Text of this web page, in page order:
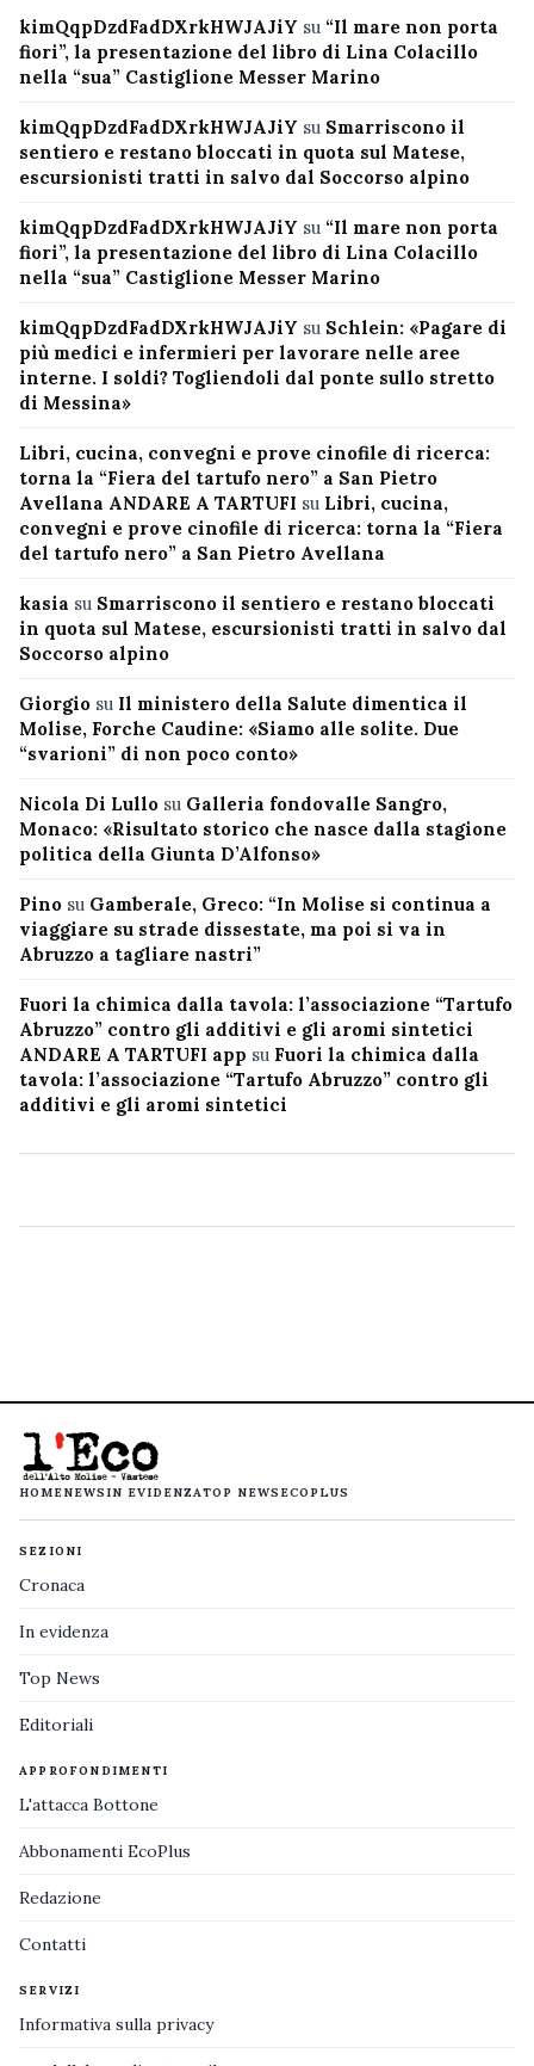
kimQqpDzdFadDXrkHWJAJiY su “Il mare non porta
fiori”, la presentazione del libro di Lina Colacillo
nella “sua” Castiglione Messer Marino
kimQqpDzdFadDXrkHWJAJiY su Smarriscono il
sentiero e restano bloccati in quota sul Matese,
escursionisti tratti in salvo dal Soccorso alpino
kimQqpDzdFadDXrkHWJAJiY su “Il mare non porta
fiori”, la presentazione del libro di Lina Colacillo
nella “sua” Castiglione Messer Marino
kimQqpDzdFadDXrkHWJAJiY su Schlein: «Pagare di
più medici e infermieri per lavorare nelle aree
interne. I soldi? Togliendoli dal ponte sullo stretto
di Messina»
Libri, cucina, convegni e prove cinofile di ricerca:
torna la “Fiera del tartufo nero” a San Pietro
Avellana ANDARE A TARTUFI su Libri, cucina,
convegni e prove cinofile di ricerca: torna la “Fiera
del tartufo nero” a San Pietro Avellana
kasia su Smarriscono il sentiero e restano bloccati
in quota sul Matese, escursionisti tratti in salvo dal
Soccorso alpino
Giorgio su Il ministero della Salute dimentica il
Molise, Forche Caudine: «Siamo alle solite. Due
“svarioni” di non poco conto»
Nicola Di Lullo su Galleria fondovalle Sangro,
Monaco: «Risultato storico che nasce dalla stagione
politica della Giunta D’Alfonso»
Pino su Gamberale, Greco: “In Molise si continua a
viaggiare su strade dissestate, ma poi si va in
Abruzzo a tagliare nastri”
Fuori la chimica dalla tavola: l’associazione “Tartufo
Abruzzo” contro gli additivi e gli aromi sintetici
ANDARE A TARTUFI app su Fuori la chimica dalla
tavola: l’associazione “Tartufo Abruzzo” contro gli
additivi e gli aromi sintetici
HOMENEWS IN EVIDENZATOP NEWS ECOPLUS
SEZIONI
Cronaca
In evidenza
Top News
Editoriali
APPROFONDIMENTI
L'attacca Bottone
Abbonamenti EcoPlus
Redazione
Contatti
SERVIZI
Informativa sulla privacy